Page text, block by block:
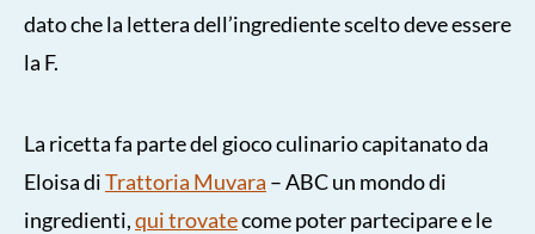
dato che la lettera dell’ingrediente scelto deve essere
la F.
La ricetta fa parte del gioco culinario capitanato da
Eloisa diTrattoria Muvara – ABC un mondo di
ingredienti,qui trovatecome poter partecipare e le